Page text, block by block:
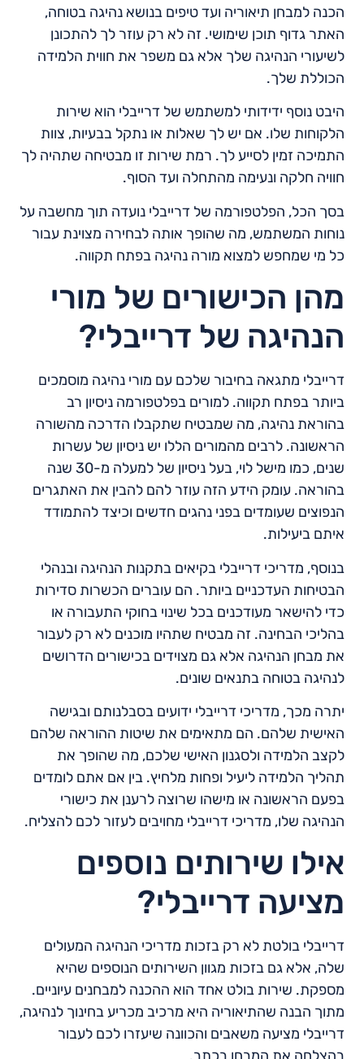
הכנה למבחן תיאוריה ועד טיפים בנושא נהיגה בטוחה,
האתר גדוף תוכן שימושי. זה לא רק עוזר לך להתכונן
לשיעורי הנהיגה שלך אלא גם משפר את חווית הלמידה
הכוללת שלך.
היבט נוסף ידידותי למשתמש של דרייבלי הוא שירות
הלקוחות שלו. אם יש לך שאלות או נתקל בבעיות, צוות
התמיכה זמין לסייע לך. רמת שירות זו מבטיחה שתהיה לך
חוויה חלקה ונעימה מהתחלה ועד הסוף.
בסך הכל, הפלטפורמה של דרייבלי נועדה תוך מחשבה על
נוחות המשתמש, מה שהופך אותה לבחירה מצוינת עבור
כל מי שמחפש למצוא מורה נהיגה בפתח תקווה.
מהן הכישורים של מורי
הנהיגה של דרייבלי?
דרייבלי מתגאה בחיבור שלכם עם מורי נהיגה מוסמכים
ביותר בפתח תקווה. למורים בפלטפורמה ניסיון רב
בהוראת נהיגה, מה שמבטיח שתקבלו הדרכה מהשורה
הראשונה. לרבים מהמורים הללו יש ניסיון של עשרות
שנים, כמו מישל לוי, בעל ניסיון של למעלה מ-30 שנה
בהוראה. עומק הידע הזה עוזר להם להבין את האתגרים
הנפוצים שעומדים בפני נהגים חדשים וכיצד להתמודד
איתם ביעילות.
בנוסף, מדריכי דרייבלי בקיאים בתקנות הנהיגה ובנהלי
הבטיחות העדכניים ביותר. הם עוברים הכשרות סדירות
כדי להישאר מעודכנים בכל שינוי בחוקי התעבורה או
בהליכי הבחינה. זה מבטיח שתהיו מוכנים לא רק לעבור
את מבחן הנהיגה אלא גם מצוידים בכישורים הדרושים
לנהיגה בטוחה בתנאים שונים.
יתרה מכך, מדריכי דרייבלי ידועים בסבלנותם ובגישה
האישית שלהם. הם מתאימים את שיטות ההוראה שלהם
לקצב הלמידה ולסגנון האישי שלכם, מה שהופך את
תהליך הלמידה ליעיל ופחות מלחיץ. בין אם אתם לומדים
בפעם הראשונה או מישהו שרוצה לרענן את כישורי
הנהיגה שלו, מדריכי דרייבלי מחויבים לעזור לכם להצליח.
אילו שירותים נוספים
מציעה דרייבלי?
דרייבלי בולטת לא רק בזכות מדריכי הנהיגה המעולים
שלה, אלא גם בזכות מגוון השירותים הנוספים שהיא
מספקת. שירות בולט אחד הוא ההכנה למבחנים עיוניים.
מתוך הבנה שהתיאוריה היא מרכיב מכריע בחינוך לנהיגה,
דרייבלי מציעה משאבים והכוונה שיעזרו לכם לעבור